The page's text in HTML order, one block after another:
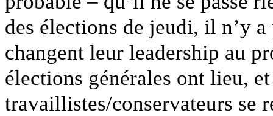
des élections de jeudi, il n’y
changent leur leadership au
élections générales ont lieu,
travaillistes/conservateurs se